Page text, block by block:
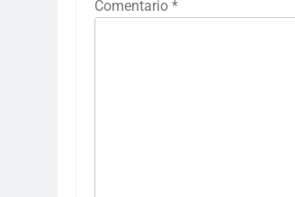
Comentario *